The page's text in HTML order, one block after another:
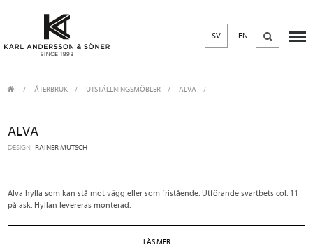
SV EN
ÅTERBRUK / UTSTÄLLNINGSMÖBLER / ALVA
ALVA
DESIGN RAINER MUTSCH
LÄS MER
Alva hylla som kan stå mot vägg eller som fristående. Utförande svartbets col. 11
på ask. Hyllan levereras monterad.